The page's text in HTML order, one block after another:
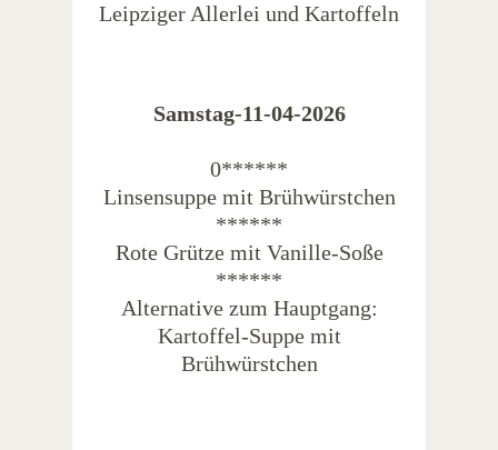
Leipziger Allerlei und Kartoffeln
Samstag-11-04-2026
0******
Linsensuppe mit Brühwürstchen
******
Rote Grütze mit Vanille-Soße
******
Alternative zum Hauptgang:
Kartoffel-Suppe mit
Brühwürstchen